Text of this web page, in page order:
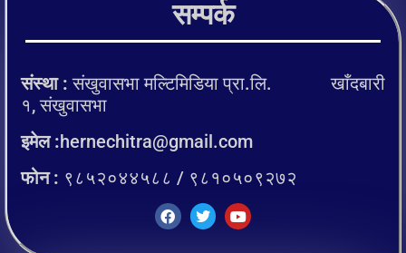
सम्पर्क
संस्था : संखुवासभा मल्टिमिडिया प्रा.लि. खाँदबारी
१, संखुवासभा
इमेल :hernechitra@gmail.com
फोन : ९८५२०४४५८८ / ९८१०५०९२७२